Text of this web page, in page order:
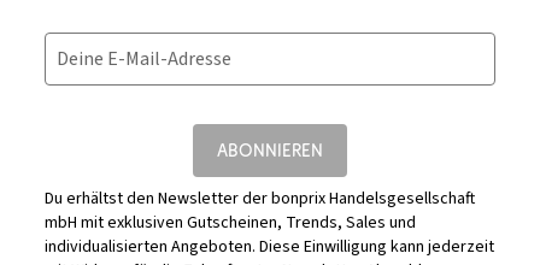
Deine E-Mail-Adresse
ABONNIEREN
Du erhältst den Newsletter der bonprix Handelsgesellschaft
mbH mit exklusiven Gutscheinen, Trends, Sales und
individualisierten Angeboten. Diese Einwilligung kann jederzeit